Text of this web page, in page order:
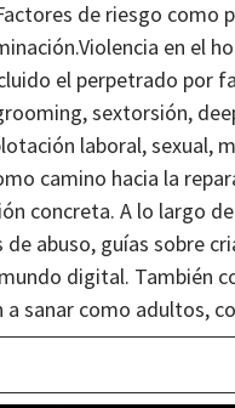
de riesgo como
en el
el perpetrado por
sextorsión,
laboral, sexual,
camino hacia la
concreta. A lo largo
abuso, guías sobre
digital. También
a sanar como adultos,